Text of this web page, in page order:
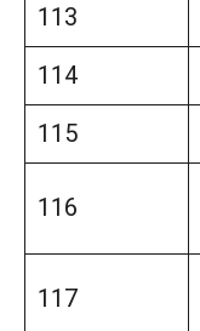
113
114
115
116
117